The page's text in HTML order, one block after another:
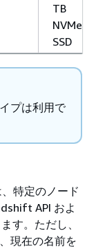
TB
NVMe-
SSD
プは利用で
特定のノード
API およ
す。ただし、
現在の名前を